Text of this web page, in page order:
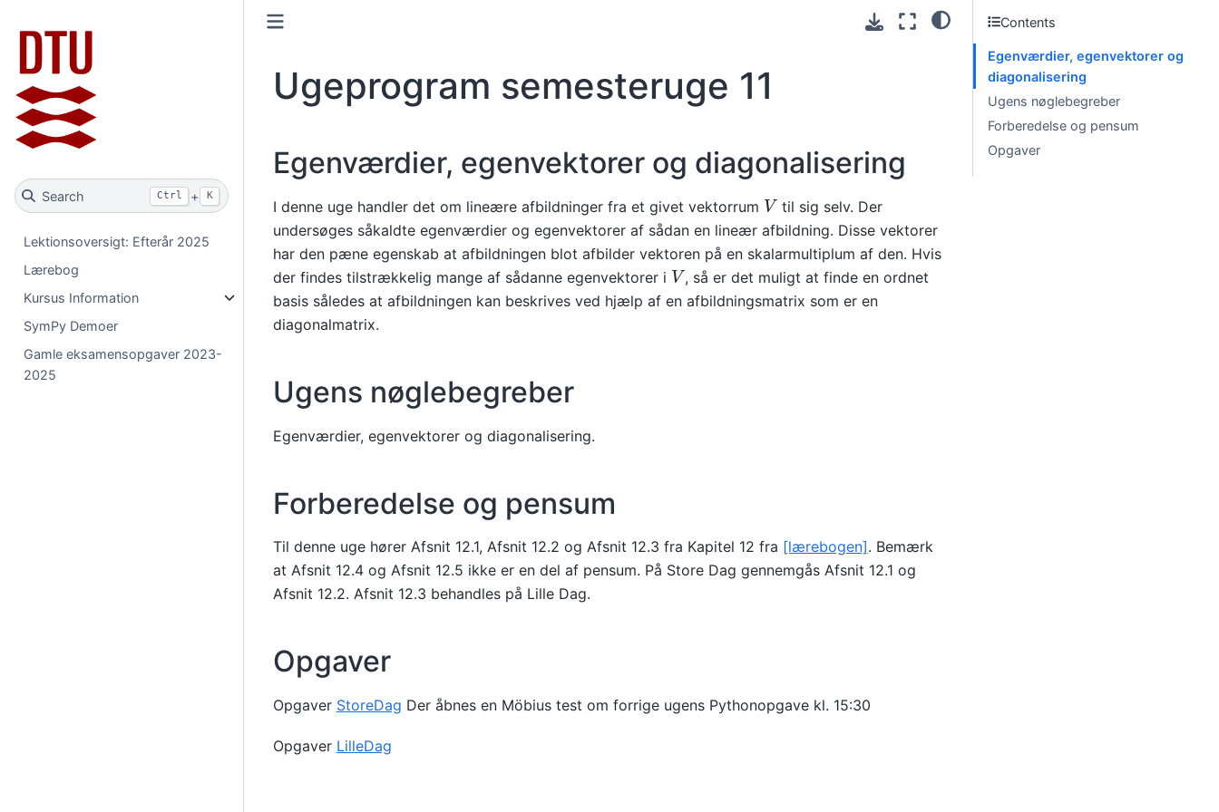
Search Ctrl + K
Lektionsoversigt: Efterår 2025
Lærebog
Kursus Information
SymPy Demoer
Gamle eksamensopgaver 2023-
2025
Ugeprogram semesteruge 11
Egenværdier, egenvektorer og diagonalisering
I denne uge handler det om lineære afbildninger fra et givet vektorrum Vtil sig selv. Der
undersøges såkaldte egenværdier og egenvektorer af sådan en lineær afbildning. Disse vektorer
har den pæne egenskab at afbildningen blot afbilder vektoren på en skalarmultiplum af den. Hvis
der findes tilstrækkelig mange af sådanne egenvektorer i V, så er det muligt at finde en ordnet
basis således at afbildningen kan beskrives ved hjælp af en afbildningsmatrix som er en
diagonalmatrix.
Ugens nøglebegreber
Egenværdier, egenvektorer og diagonalisering.
Forberedelse og pensum
Til denne uge hører Afsnit 12.1, Afsnit 12.2 og Afsnit 12.3 fra Kapitel 12 fra [lærebogen]. Bemærk
at Afsnit 12.4 og Afsnit 12.5 ikke er en del af pensum. På Store Dag gennemgås Afsnit 12.1 og
Afsnit 12.2. Afsnit 12.3 behandles på Lille Dag.
Opgaver
Opgaver StoreDag Der åbnes en Möbius test om forrige ugens Pythonopgave kl. 15:30
Opgaver LilleDag
Contents
Egenværdier, egenvektorer og
diagonalisering
Ugens nøglebegreber
Forberedelse og pensum
Opgaver